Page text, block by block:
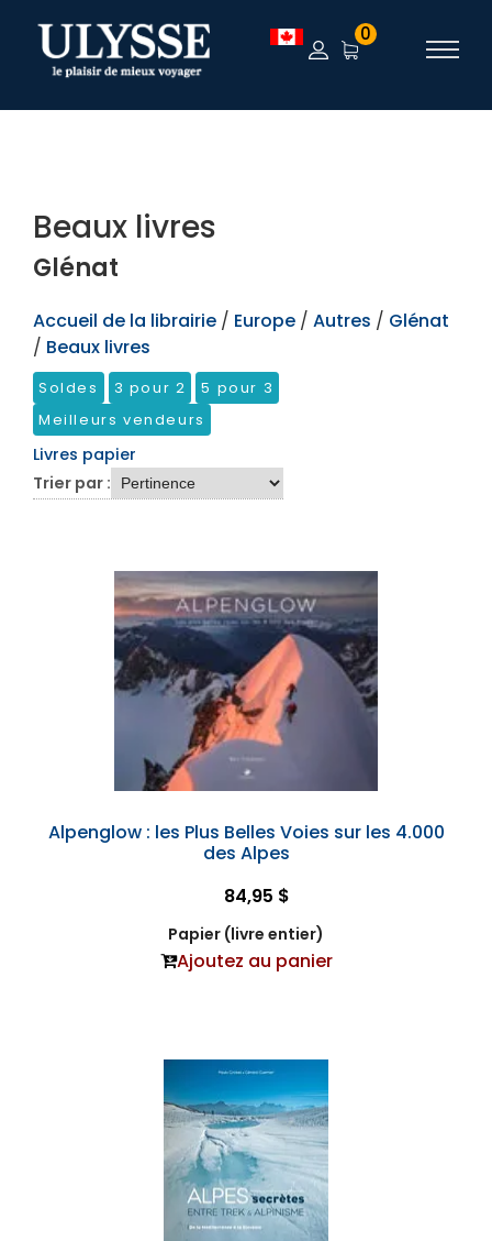
TEST 0
Beaux livres
Glénat
Accueil de la librairie / Europe / Autres / Glénat
/ Beaux livres
Soldes 3 pour 2
5 pour 3
Meilleurs vendeurs
Livres papier
Trier par :
Alpenglow : les Plus Belles Voies sur les 4.000
des Alpes
84,95 $
Papier (livre entier)
Ajoutez au panier